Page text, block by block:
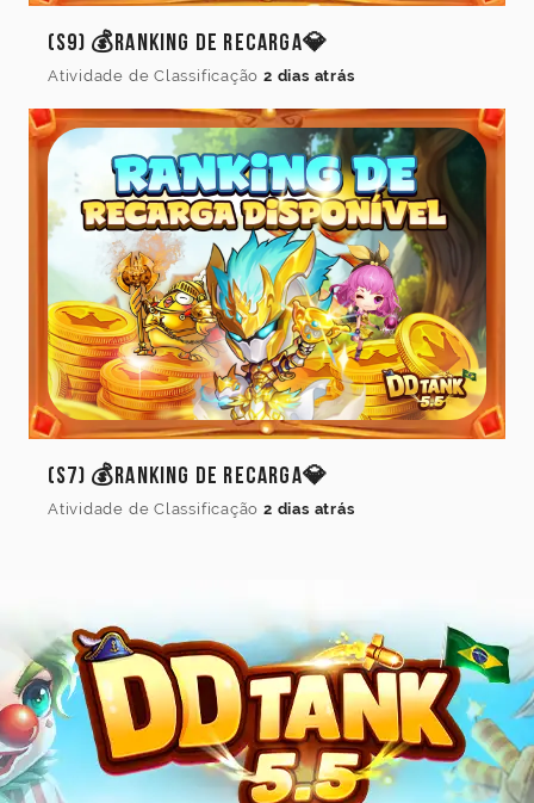
(S9) 💰Ranking de Recarga💎
Atividade de Classificação 2 dias atrás
(S7) 💰Ranking de Recarga💎
Atividade de Classificação 2 dias atrás